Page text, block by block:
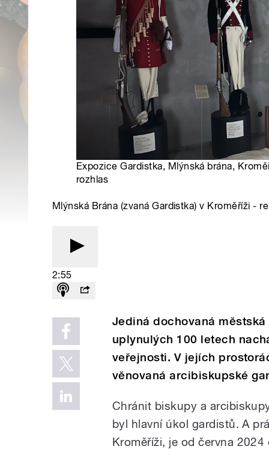
Expozice Gardistka, Mlýnská brána,
rozhlas
Mlýnská Brána (zvaná Gardistka) v Kroměříži -
2:55
Jediná dochovaná
uplynulých 100 letech
veřejnosti. V jejích
věnovaná arcibiskupské
Chránit biskupy a
byl hlavní úkol gardistů. A
Kroměříži, je od června